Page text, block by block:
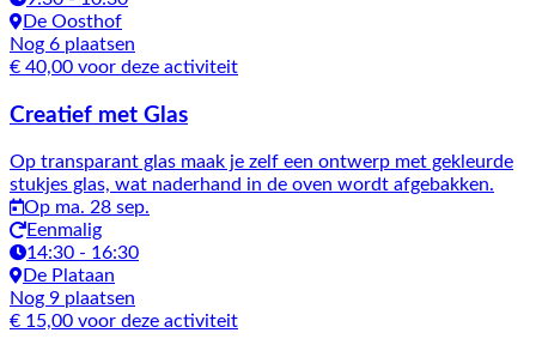
De Oosthof
Nog 6 plaatsen
€ 40,00 voor deze activiteit
Creatief met Glas
Op transparant glas maak je zelf een ontwerp met gekleurde
stukjes glas, wat naderhand in de oven wordt afgebakken.
Op ma. 28 sep.
Eenmalig
14:30 - 16:30
De Plataan
Nog 9 plaatsen
€ 15,00 voor deze activiteit